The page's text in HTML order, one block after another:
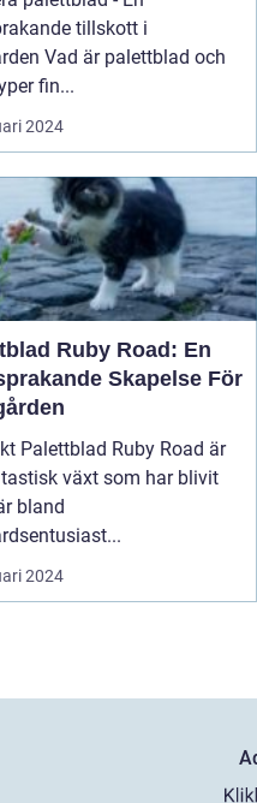
tillskott i
och
fin...
2024
Ruby Road: En
Skapelse För
är
växt som har blivit
bland
2024